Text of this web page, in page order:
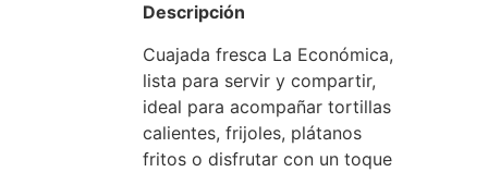
Descripción
Cuajada fresca La Económica,
lista para servir y compartir,
ideal para acompañar tortillas
calientes, frijoles, plátanos
fritos o disfrutar con un toque